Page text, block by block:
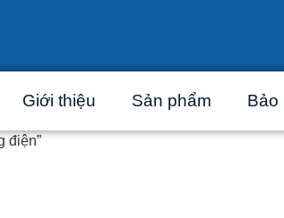
Giới thiệu Sản phẩm Bảo
điện”